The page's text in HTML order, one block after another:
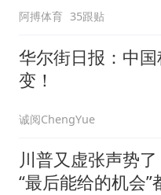
阿搏体育 35跟贴
华尔街日报：中
变！
诚阅ChengYue
川普又虚张声势
“最后能给的机会”